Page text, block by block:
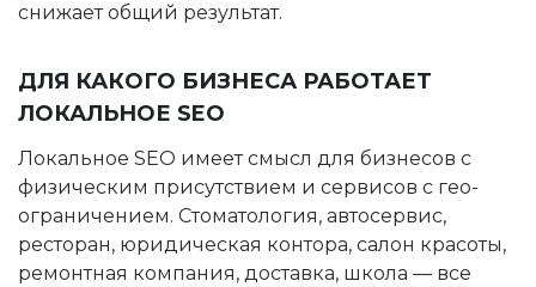
снижает общий результат.
ДЛЯ КАКОГО БИЗНЕСА РАБОТАЕТ
ЛОКАЛЬНОЕ SEO
Локальное SEO имеет смысл для бизнесов с
физическим присутствием и сервисов с гео-
ограничением. Стоматология, автосервис,
ресторан, юридическая контора, салон красоты,
ремонтная компания, доставка, школа — все